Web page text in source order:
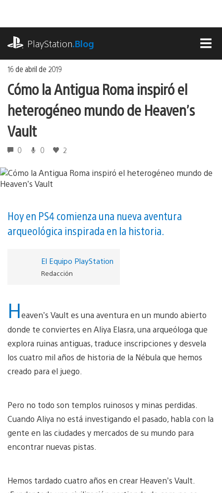
contenido
PlayStation.Blog
16 de abril de 2019
Cómo la Antigua Roma inspiró el
heterogéneo mundo de Heaven’s
Vault
0 0 2
Hoy en PS4 comienza una nueva aventura
arqueológica inspirada en la historia.
El Equipo PlayStation
Redacción
Heaven’s Vault es una aventura en un mundo abierto
donde te conviertes en Aliya Elasra, una arqueóloga que
explora ruinas antiguas, traduce inscripciones y desvela
los cuatro mil años de historia de la Nébula que hemos
creado para el juego.
Pero no todo son templos ruinosos y minas perdidas.
Cuando Aliya no está investigando el pasado, habla con la
gente en las ciudades y mercados de su mundo para
encontrar nuevas pistas.
Hemos tardado cuatro años en crear Heaven’s Vault.